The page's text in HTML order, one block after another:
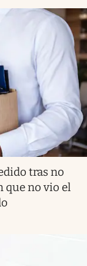
tras no
que no vio el